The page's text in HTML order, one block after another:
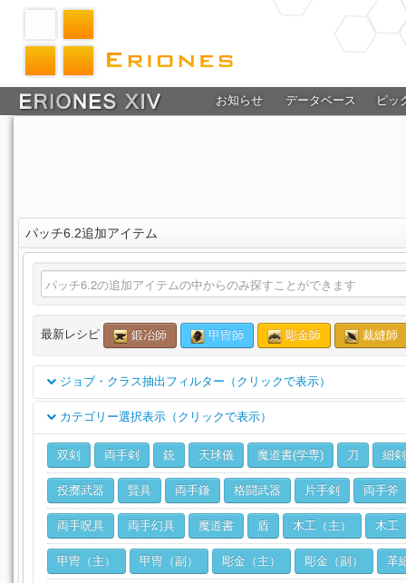
お知らせ データベース ピッ
パッチ6.2追加アイテム
最新レシピ 鍛冶師 甲冑師 彫金師 裁縫師
ジョブ・クラス抽出フィルター（クリックで表示）
クラス
ジョブ
カテゴリー選択表示（クリックで表示）
双剣 両手剣 銃 天球儀 魔道書(学専) 刀 細剣
投擲武器 賢具 両手鎌 格闘武器 片手剣 両手斧
両手呪具 両手幻具 魔道書 盾 木工（主） 木工
甲冑（主） 甲冑（副） 彫金（主） 彫金（副） 革